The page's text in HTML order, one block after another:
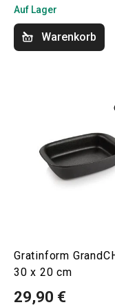
Auf Lager
Warenkorb
Gratinform
30 x 20 cm
29,90 €